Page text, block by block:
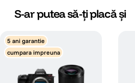
S-ar putea să-ți placă și
5 ani garantie
cumpara impreuna